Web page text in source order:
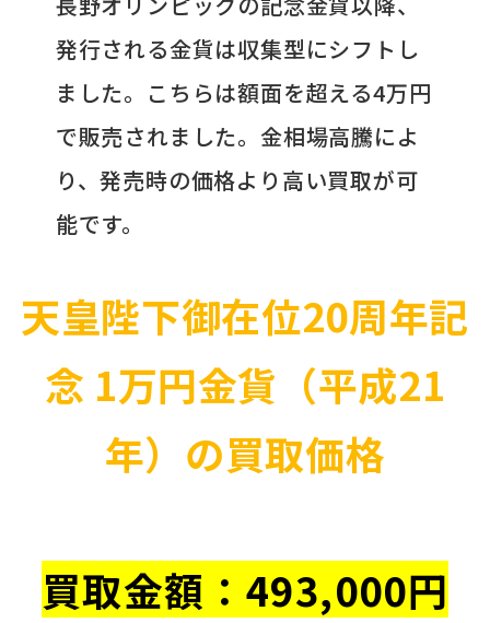
発行される金貨は収集型にシフトし
ました。こちらは額面を超える4万円
で販売されました。金相場高騰によ
り、発売時の価格より高い買取が可
能です。
天皇陛下御在位20周年記
念 1万円金貨（平成21
年）の買取価格
買取金額： 493,000円